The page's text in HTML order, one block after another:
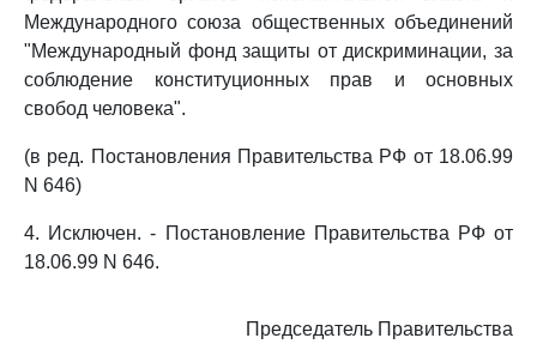
Международного союза общественных объединений
"Международный фонд защиты от дискриминации, за
соблюдение конституционных прав и основных
свобод человека".
(в ред. Постановления Правительства РФ от 18.06.99
N 646)
4. Исключен. - Постановление Правительства РФ от
18.06.99 N 646.
Председатель Правительства